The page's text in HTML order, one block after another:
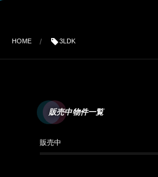
HOME 3LDK
販売中物件一覧
販売中